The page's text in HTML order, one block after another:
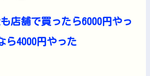
店舗で買ったら6000円やっ
ら4000円やった